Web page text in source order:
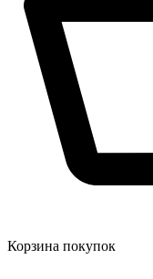
Корзина покупок